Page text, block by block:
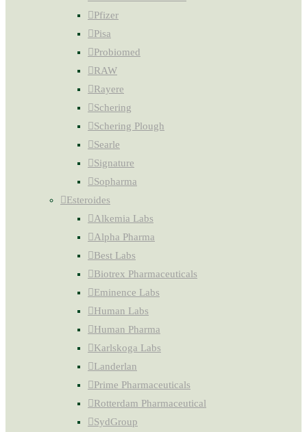
Pfizer
Pisa
Probiomed
RAW
Rayere
Schering
Schering Plough
Searle
Signature
Sopharma
Esteroides
Alkemia Labs
Alpha Pharma
Best Labs
Biotrex Pharmaceuticals
Eminence Labs
Human Labs
Human Pharma
Karlskoga Labs
Landerlan
Prime Pharmaceuticals
Rotterdam Pharmaceutical
SydGroup